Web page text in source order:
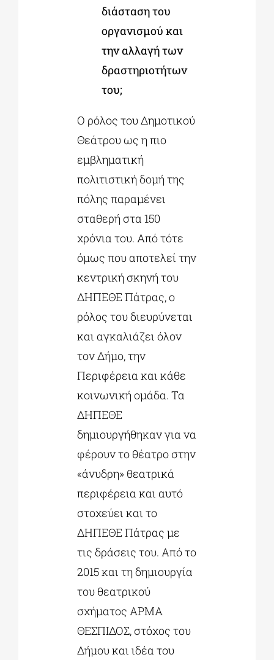
διάσταση του
οργανισμού και
την αλλαγή των
δραστηριοτήτων
του;
Ο ρόλος του Δημοτικού
Θεάτρου ως η πιο
εμβληματική
πολιτιστική δομή της
πόλης παραμένει
σταθερή στα 150
χρόνια του. Από τότε
όμως που αποτελεί την
κεντρική σκηνή του
ΔΗΠΕΘΕ Πάτρας, ο
ρόλος του διευρύνεται
και αγκαλιάζει όλον
τον Δήμο, την
Περιφέρεια και κάθε
κοινωνική ομάδα. Τα
ΔΗΠΕΘΕ
δημιουργήθηκαν για να
φέρουν το θέατρο στην
«άνυδρη» θεατρικά
περιφέρεια και αυτό
στοχεύει και το
ΔΗΠΕΘΕ Πάτρας με
τις δράσεις του. Από το
2015 και τη δημιουργία
του θεατρικού
σχήματος ΑΡΜΑ
ΘΕΣΠΙΔΟΣ, στόχος του
Δήμου και ιδέα του